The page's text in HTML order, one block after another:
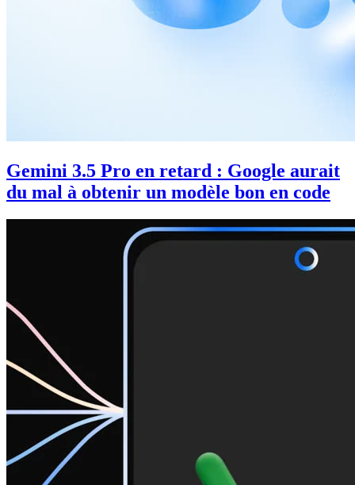
Gemini 3.5 Pro en retard : Google aurait
du mal à obtenir un modèle bon en code